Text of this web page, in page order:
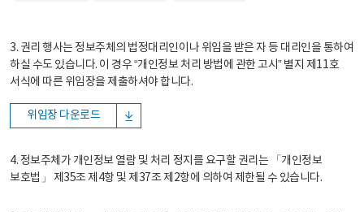
3. 권리 행사는 정보주체의 법정대리인이나 위임을 받은 자 등 대리인을 통하여
하실 수도 있습니다. 이 경우 “개인정보 처리 방법에 관한 고시” 별지 제11호
서식에 따른 위임장을 제출하셔야 합니다.
위임장 다운로드
4. 정보주체가 개인정보 열람 및 처리 정지를 요구할 권리는 「개인정보
보호법」 제35조 제4항 및 제37조 제2항에 의하여 제한될 수 있습니다.